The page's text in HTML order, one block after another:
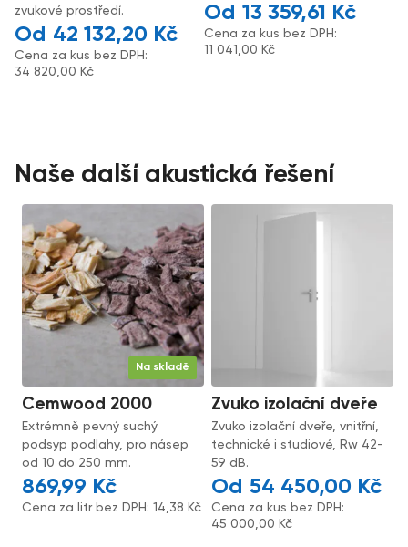
zvukové prostředí.
42 132,20 Kč
Cena za kus bez DPH:
34 820,00 Kč
13 359,61 Kč
Cena za kus bez DPH:
11 041,00 Kč
Naše další akustická řešení
Na skladě
Cemwood 2000
Extrémně pevný suchý
podsyp podlahy, pro násep
od 10 do 250 mm.
869,99 Kč
Cena za litr bez DPH:14,38 Kč
Zvuko izolační dveře
Zvuko izolační dveře, vnitřní,
technické i studiové, Rw 42-
59 dB.
54 450,00 Kč
Cena za kus bez DPH:
45 000,00 Kč